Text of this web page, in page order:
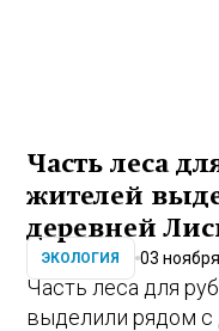
Часть леса
жителей
деревней
ЭКОЛОГИЯ 03
Часть леса для
выделили рядом